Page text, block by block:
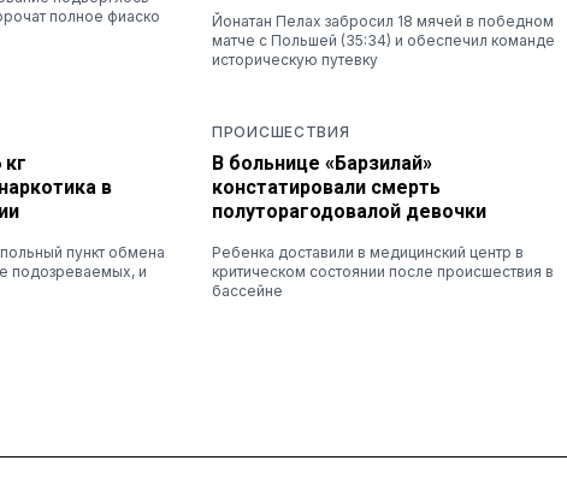
полное фиаско
Йонатан Пелах забросил 18 мячей в победном
матче с Польшей (35:34) и обеспечил команде
историческую путевку
в
пункт обмена
подозреваемых, и
ПРОИСШЕСТВИЯ
В больнице «Барзилай»
констатировали смерть
полуторагодовалой девочки
Ребенка доставили в медицинский центр в
критическом состоянии после происшествия в
бассейне